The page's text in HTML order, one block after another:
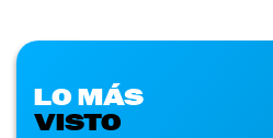
LO MÁS
VISTO